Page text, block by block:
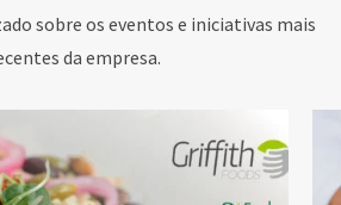
sobre os eventos e iniciativas mais
da empresa.